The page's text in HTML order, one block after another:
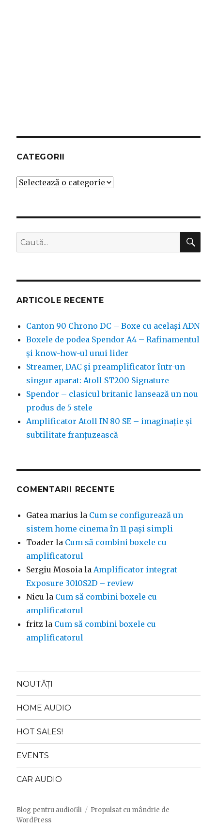
CATEGORII
Categorii
Caută
după:
ARTICOLE RECENTE
Canton 90 Chrono DC – Boxe cu același ADN
Boxele de podea Spendor A4 – Rafinamentul
și know-how-ul unui lider
Streamer, DAC și preamplificator într-un
singur aparat: Atoll ST200 Signature
Spendor – clasicul britanic lansează un nou
produs de 5 stele
Amplificator Atoll IN 80 SE – imaginație și
subtilitate franțuzească
COMENTARII RECENTE
Gatea marius la Cum se configurează un
sistem home cinema în 11 pași simpli
Toader la Cum să combini boxele cu
amplificatorul
Sergiu Mosoia laAmplificator integrat
Exposure 3010S2D – review
Nicu la Cum să combini boxele cu
amplificatorul
fritz la Cum să combini boxele cu
amplificatorul
NOUTĂȚI
HOME AUDIO
HOT SALES!
EVENTS
CAR AUDIO
Blog pentru audiofili
Propulsat cu mândrie de
WordPress